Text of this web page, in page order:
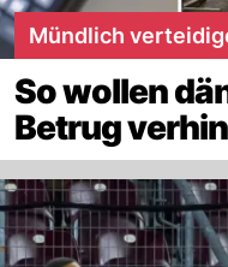
Mündlich
So wollen
Betrug